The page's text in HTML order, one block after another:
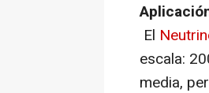
El
escala:
media,